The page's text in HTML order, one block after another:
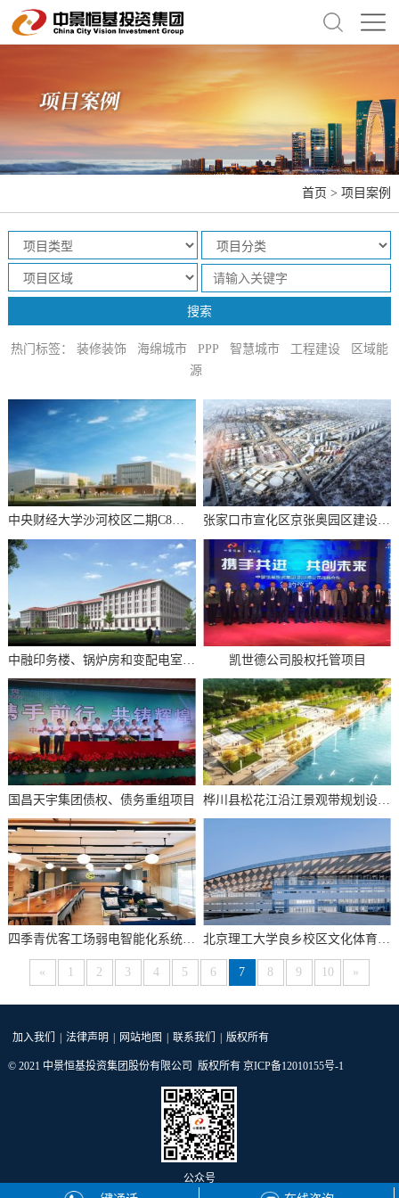
首页 >项目案例
热门标签： 装修装饰 海绵城市 PPP 智慧城市 工程建设
区域能
源
中央财经大学沙河校区二期C8地块教学楼及教学服务楼监理项目
凯世德公司股权托管项目
国昌天宇集团债权、债务重组项目
四季青优客工场弱电智能化系统工程 北京理工大学良乡校区文化体育中心监理工程
« 1 2 3 4 5 6 7 8 9 10 »
加入我们 法律声明 网站地图 联系我们 版权所有
© 2021 中景恒基投资集团股份有限公司 版权所有 京ICP备12010155号-1
公众号